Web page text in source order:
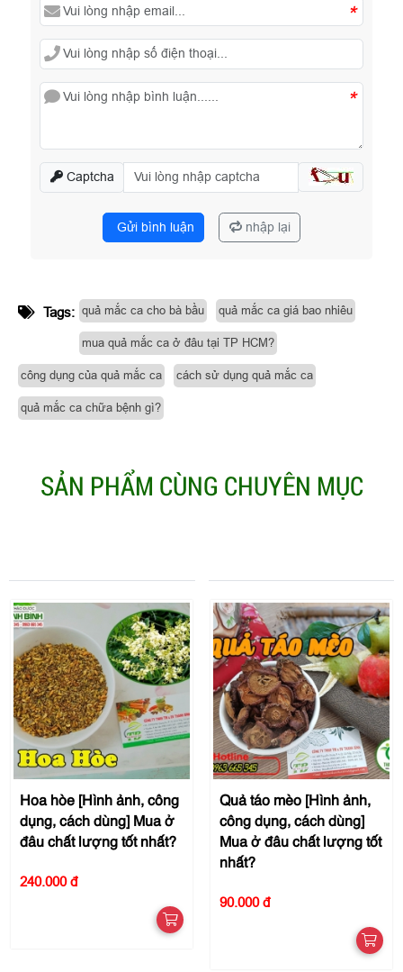
*
*
Captcha
Gửi bình luận nhập lại
Tags: quả mắc ca cho bà bầu quả mắc ca giá bao nhiêu
mua quả mắc ca ở đâu tại TP HCM?
công dụng của quả mắc ca cách sử dụng quả mắc ca
quả mắc ca chữa bệnh gì?
SẢN PHẨM CÙNG CHUYÊN MỤC
Hoa hòe [Hình ảnh, công
dụng, cách dùng] Mua ở
đâu chất lượng tốt nhất?
240.000 đ
Quả táo mèo [Hình ảnh,
công dụng, cách dùng]
Mua ở đâu chất lượng tốt
nhất?
90.000 đ